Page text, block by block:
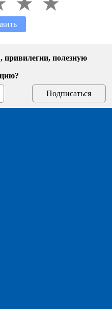
привилегии, полезную